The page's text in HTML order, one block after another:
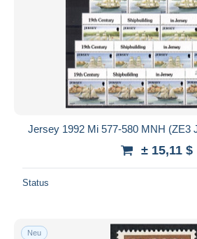
Jersey 1992 Mi 577-580 MNH (ZE3
± 15,11 $
Status
Neu